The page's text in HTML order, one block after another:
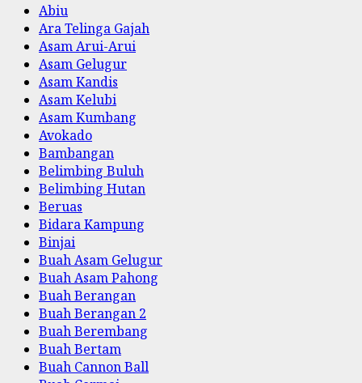
Abiu
Ara Telinga Gajah
Asam Arui-Arui
Asam Gelugur
Asam Kandis
Asam Kelubi
Asam Kumbang
Avokado
Bambangan
Belimbing Buluh
Belimbing Hutan
Beruas
Bidara Kampung
Binjai
Buah Asam Gelugur
Buah Asam Pahong
Buah Berangan
Buah Berangan 2
Buah Berembang
Buah Bertam
Buah Cannon Ball